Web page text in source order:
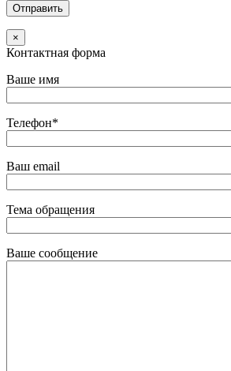
×
Контактная форма
Ваше имя
Телефон*
Ваш email
Тема обращения
Ваше сообщение